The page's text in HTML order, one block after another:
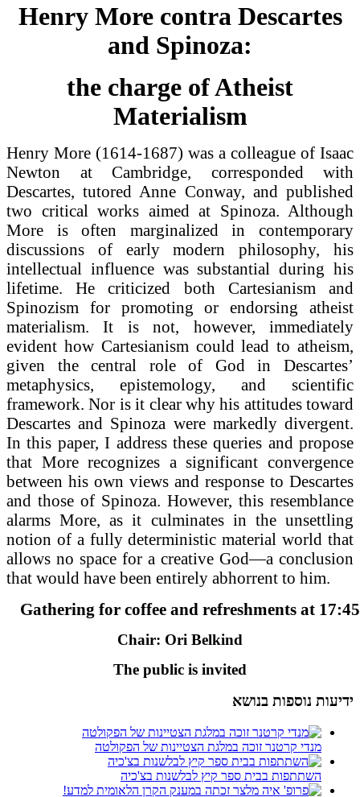
Henry More contra Descartes
and Spinoza:
the charge of Atheist
Materialism
Henry More (1614-1687) was a colleague of Isaac
Newton at Cambridge, corresponded with
Descartes, tutored Anne Conway, and published
two critical works aimed at Spinoza. Although
More is often marginalized in contemporary
discussions of early modern philosophy, his
intellectual influence was substantial during his
lifetime. He criticized both Cartesianism and
Spinozism for promoting or endorsing atheist
materialism. It is not, however, immediately
evident how Cartesianism could lead to atheism,
given the central role of God in Descartes’
metaphysics, epistemology, and scientific
framework. Nor is it clear why his attitudes toward
Descartes and Spinoza were markedly divergent.
In this paper, I address these queries and propose
that More recognizes a significant convergence
between his own views and response to Descartes
and those of Spinoza. However, this resemblance
alarms More, as it culminates in the unsettling
notion of a fully deterministic material world that
allows no space for a creative God—a conclusion
that would have been entirely abhorrent to him.
Gathering for coffee and refreshments at 17:45
Chair: Ori Belkind
The public is invited
ידיעות נוספות בנושא
מנדי קרטנר זוכה במלגת הצטיינות של הפקולטה
השתתפות בבית ספר קיץ לבלשנות בצ'כיה